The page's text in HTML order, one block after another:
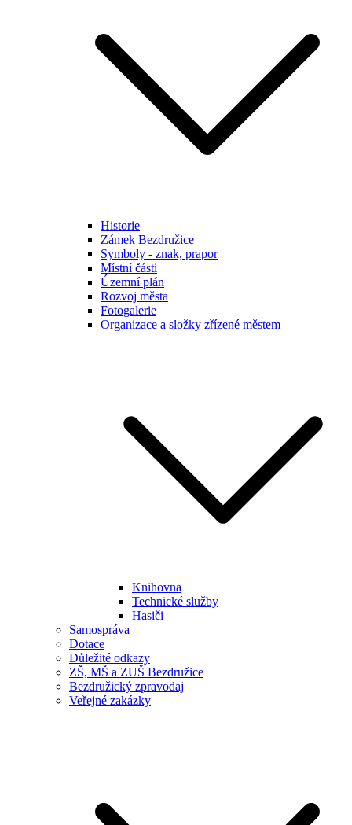
Historie
Zámek Bezdružice
Symboly - znak, prapor
Místní části
Územní plán
Rozvoj města
Fotogalerie
Organizace a složky zřízené městem
Knihovna
Technické služby
Hasiči
Samospráva
Dotace
Důležité odkazy
ZŠ, MŠ a ZUŠ Bezdružice
Bezdružický zpravodaj
Veřejné zakázky